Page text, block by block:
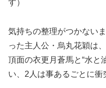
す）
気持ちの整理がつかない
った主人公・烏丸花穎は
頂面の衣更月蒼馬と“水と
い、2人は事あるごとに衝